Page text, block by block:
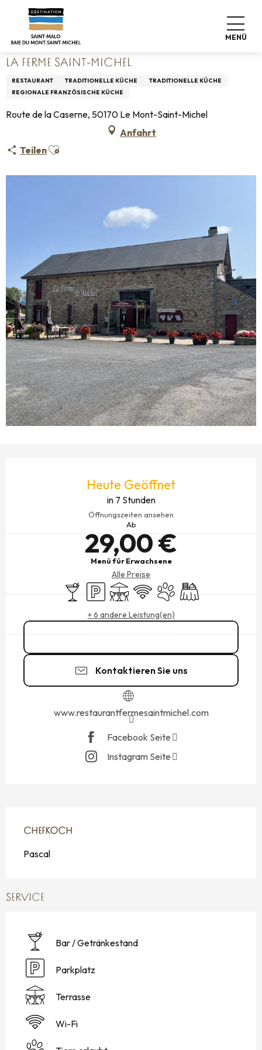
contenu
MENÜ
Startseite
Wo man essen kann
Restaurants
LA FERME SAINT-MICHEL
RESTAURANT TRADITIONELLE KÜCHE
TRADITIONELLE KÜCHE
REGIONALE FRANZÖSISCHE KÜCHE
Route de la Caserne, 50170 Le Mont-Saint-Michel
Anfahrt
TeilenAjouter aux favoris
Heute Geöffnet
in 7 Stunden
Öffnungszeiten ansehen
Ab
29,00 €
Menü für Erwachsene
Alle Preise
Bar / Getränkestand
ParkplatzTerrasseWi-Fi Tiere erlaubt
Bankett
+ 6 andere Leistung(en)
Kontaktieren Sie uns
www.restaurantfermesaintmichel.com
Facebook Seite
Instagram Seite
CHEFKOCH
CHEFKOCH
Pascal
SERVICE
Bar / Getränkestand
Parkplatz
Terrasse
Wi-Fi